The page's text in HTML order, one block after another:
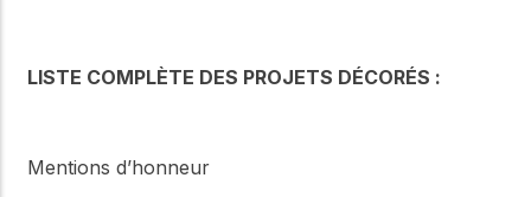
LISTE COMPLÈTE DES PROJETS DÉCORÉS :
Mentions d’honneur